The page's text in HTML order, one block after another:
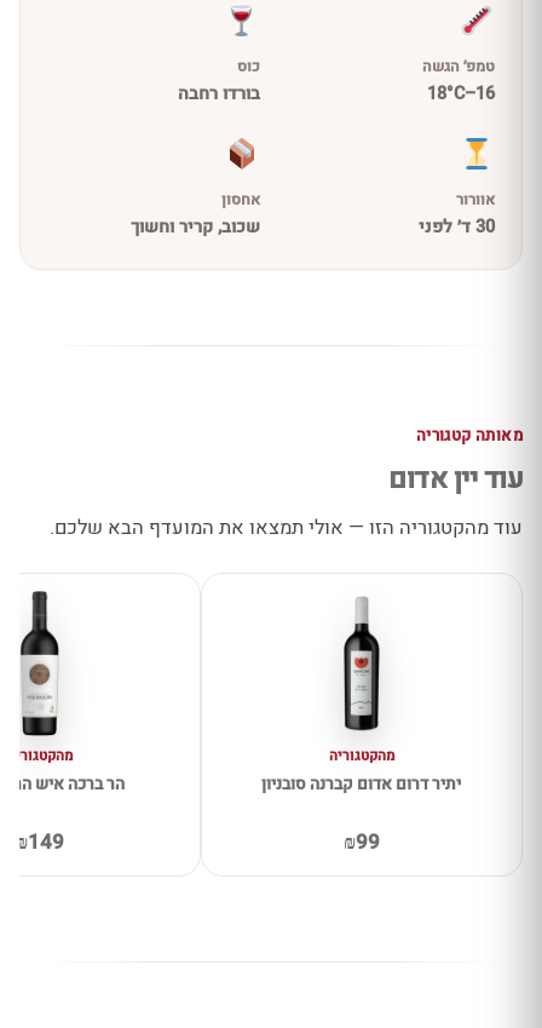
טמפ׳ הגשה
16–18°C
כוס
בורדו רחבה
אוורור
30 ד׳ לפני
אחסון
שכוב, קריר וחשוך
מאותה קטגוריה
עוד יין אדום
עוד מהקטגוריה הזו — אולי תמצאו את המועדף הבא שלכם.
מהקטגוריה
יתיר דרום אדום קברנה סובניון
₪99
מהקטגוריה
הר ברכה איש
₪149